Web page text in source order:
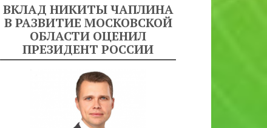
ВКЛАД НИКИТЫ ЧАПЛИНА
В РАЗВИТИЕ МОСКОВСКОЙ
ОБЛАСТИ ОЦЕНИЛ
ПРЕЗИДЕНТ РОССИИ